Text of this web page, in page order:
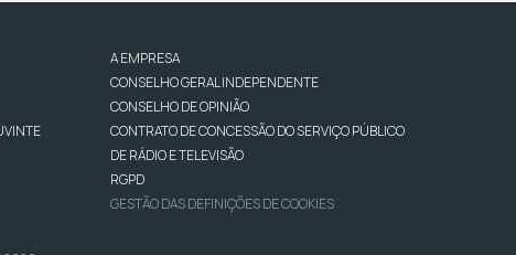
A EMPRESA
CONSELHO GERAL INDEPENDENTE
CONSELHO DE OPINIÃO
CONTRATO DE CONCESSÃO DO SERVIÇO PÚBLICO
DE RÁDIO E TELEVISÃO
RGPD
GESTÃO DAS DEFINIÇÕES DE COOKIES